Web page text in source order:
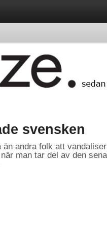
svensken
andra folk att
man tar del av den